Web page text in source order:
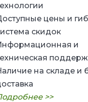
цены и
скидок
и
на складе и
>>